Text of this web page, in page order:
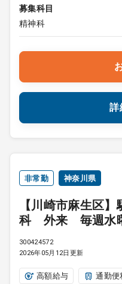
募集科目
精神科
詳
非常勤 神奈川県
【川崎市麻生区
科 外来 毎週水
300424572
2026年05月12日更新
高額給与 通勤便